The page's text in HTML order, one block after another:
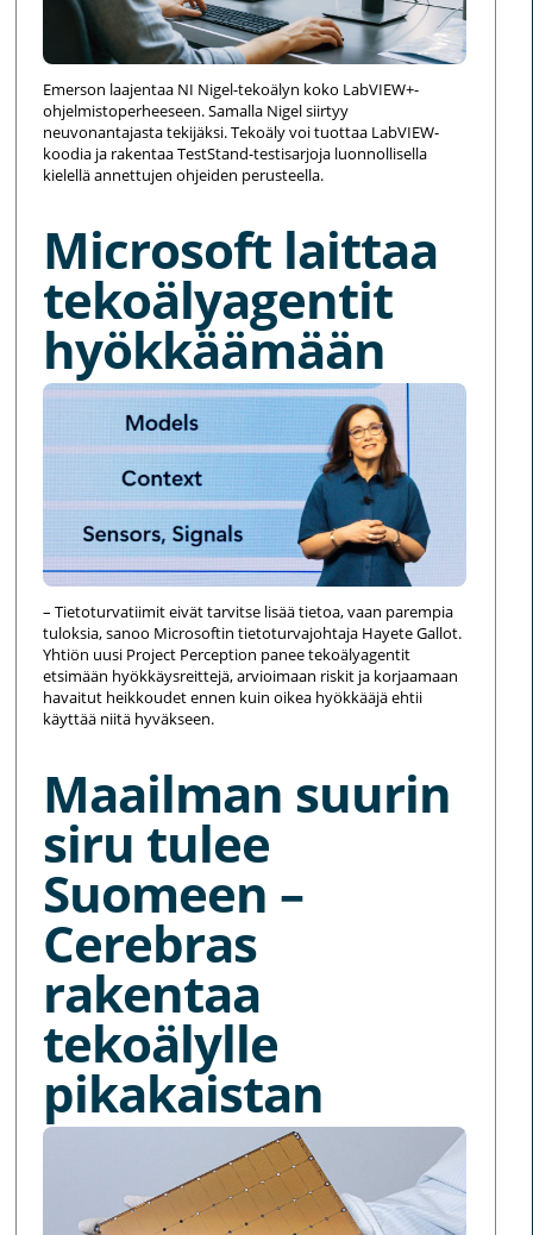
Emerson laajentaa NI Nigel-tekoälyn koko LabVIEW+-
ohjelmistoperheeseen. Samalla Nigel siirtyy
neuvonantajasta tekijäksi. Tekoäly voi tuottaa LabVIEW-
koodia ja rakentaa TestStand-testisarjoja luonnollisella
kielellä annettujen ohjeiden perusteella.
Microsoft laittaa
tekoälyagentit
hyökkäämään
– Tietoturvatiimit eivät tarvitse lisää tietoa, vaan parempia
tuloksia, sanoo Microsoftin tietoturvajohtaja Hayete Gallot.
Yhtiön uusi Project Perception panee tekoälyagentit
etsimään hyökkäysreittejä, arvioimaan riskit ja korjaamaan
havaitut heikkoudet ennen kuin oikea hyökkääjä ehtii
käyttää niitä hyväkseen.
Maailman suurin
siru tulee
Suomeen –
Cerebras
rakentaa
tekoälylle
pikakaistan